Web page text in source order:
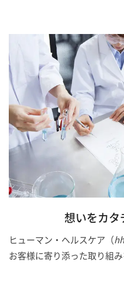
想いをカタ
ヒューマン・ヘルスケア（
お客様に寄り添った取り組み